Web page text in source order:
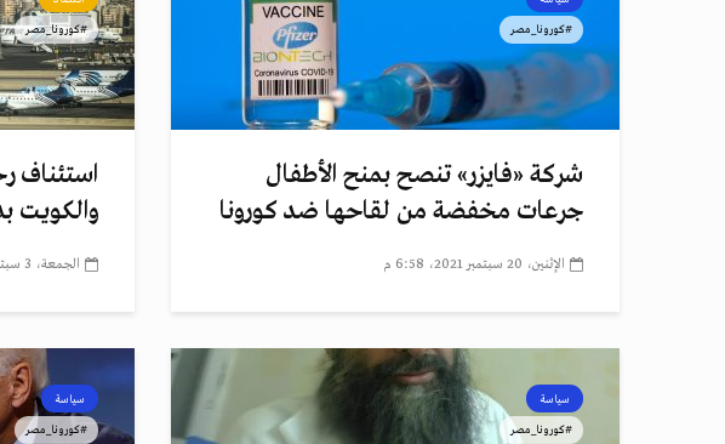
#كورونا_مصر
شركة «فايزر» تنصح بمنح الأطفال
جرعات مخفضة من لقاحها ضد كورونا
الإثنين، 20 سبتمبر 2021، 6:58 م
#كورونا_مصر
استئناف
والكويت بدءًا
الجمعة، 3 سبتمبر 2021، 3:31 م
سياسة
#كورونا_مصر
سياسة
#كورونا_مصر